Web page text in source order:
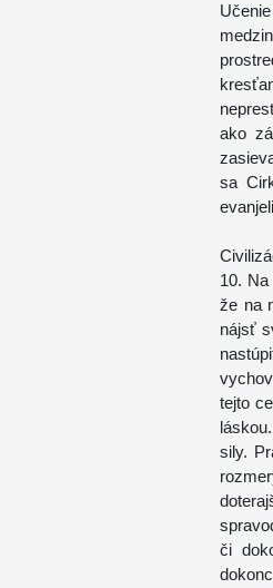
ako
sa
10.
že na
nájsť
tejto
sily.
či